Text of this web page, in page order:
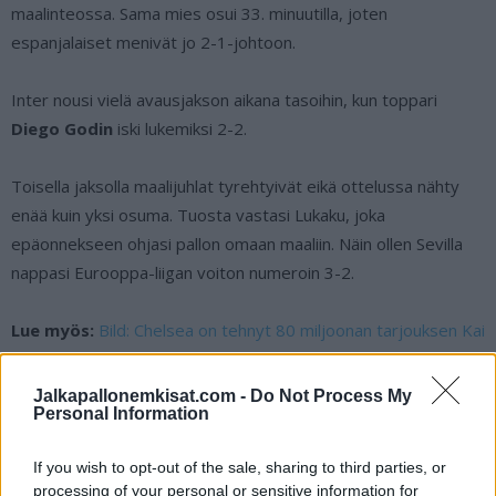
Jalkapallonemkisat.com - Do Not Process My
Personal Information
If you wish to opt-out of the sale, sharing to third parties, or
processing of your personal or sensitive information for
maalinteossa. Sama mies osui 33. minuutilla, joten
espanjalaiset menivät jo 2-1-johtoon.
Inter nousi vielä avausjakson aikana tasoihin, kun toppari
Diego Godin iski lukemiksi 2-2.
Toisella jaksolla maalijuhlat tyrehtyivät eikä ottelussa nähty
enää kuin yksi osuma. Tuosta vastasi Lukaku, joka
epäonnekseen ohjasi pallon omaan maaliin. Näin ollen Sevilla
nappasi Eurooppa-liigan voiton numeroin 3-2.
Lue myös: Bild: Chelsea on tehnyt 80 miljoonan tarjouksen Kai
Havertzista